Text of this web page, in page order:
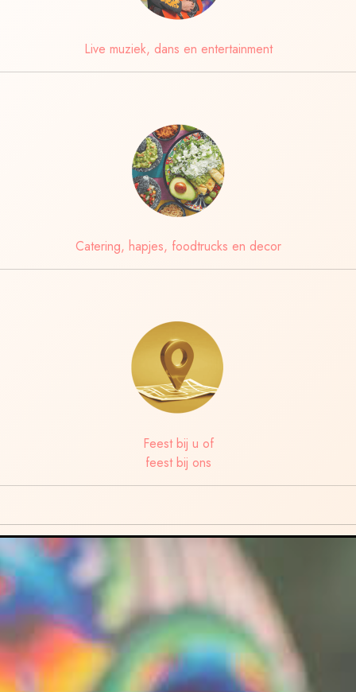
Live muziek, dans en entertainment
Catering, hapjes, foodtrucks en decor
Feest bij u of
feest bij ons